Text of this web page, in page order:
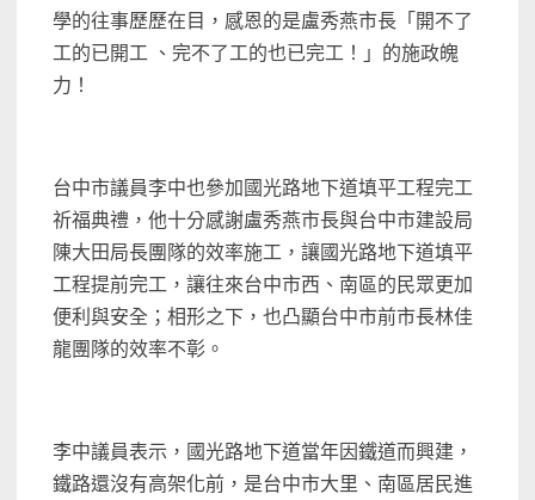
學的往事歷歷在目，感恩的是盧秀燕市長「開不了
工的已開工 、完不了工的也已完工！」的施政魄
力！
台中市議員李中也參加國光路地下道填平工程完工
祈福典禮，他十分感謝盧秀燕市長與台中市建設局
陳大田局長團隊的效率施工，讓國光路地下道填平
工程提前完工，讓往來台中市西、南區的民眾更加
便利與安全；相形之下，也凸顯台中市前市長林佳
龍團隊的效率不彰。
李中議員表示，國光路地下道當年因鐵道而興建，
鐵路還沒有高架化前，是台中市大里、南區居民進